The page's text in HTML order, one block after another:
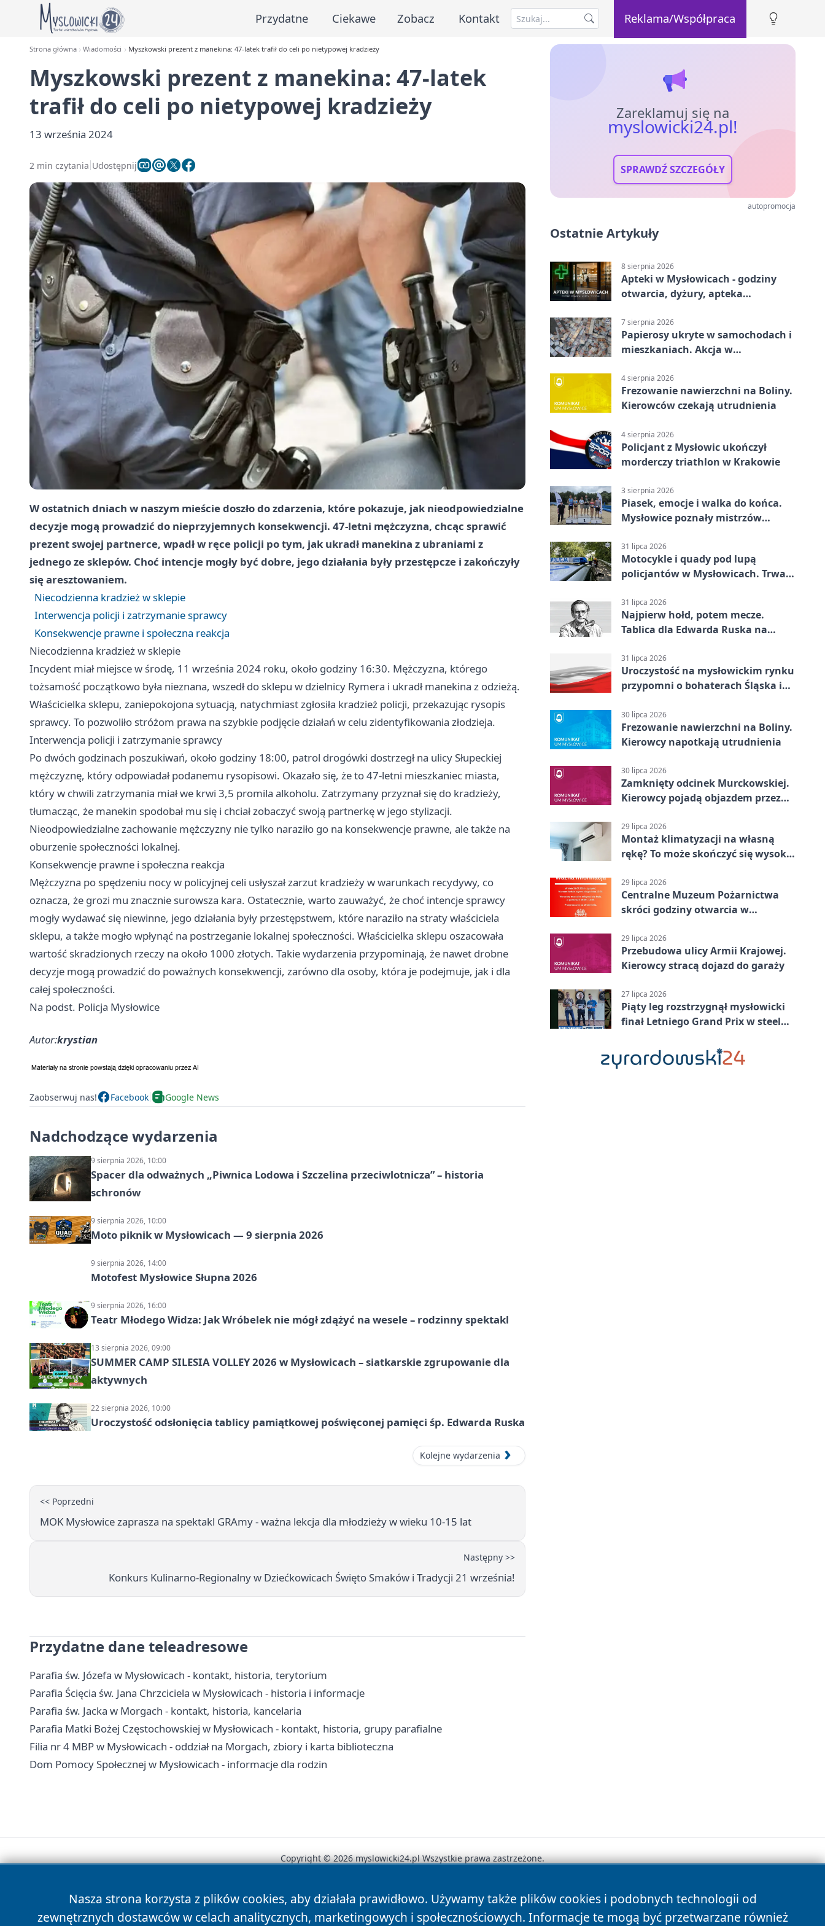
Przydatne Ciekawe Zobacz Kontakt Reklama/Współpraca
Strona główna Wiadomości Myszkowski prezent z manekina: 47-latek trafił do celi po nietypowej kradzieży
Myszkowski prezent z manekina: 47-latek
trafił do celi po nietypowej kradzieży
13 września 2024
2 min czytania Udostępnij
W ostatnich dniach w naszym mieście doszło do zdarzenia, które pokazuje, jak nieodpowiedzialne
decyzje mogą prowadzić do nieprzyjemnych konsekwencji. 47-letni mężczyzna, chcąc sprawić
prezent swojej partnerce, wpadł w ręce policji po tym, jak ukradł manekina z ubraniami z
jednego ze sklepów. Choć intencje mogły być dobre, jego działania były przestępcze i zakończyły
się aresztowaniem.
Niecodzienna kradzież w sklepie
Interwencja policji i zatrzymanie sprawcy
Konsekwencje prawne i społeczna reakcja
Niecodzienna kradzież w sklepie
Incydent miał miejsce w środę, 11 września 2024 roku, około godziny 16:30. Mężczyzna, którego
tożsamość początkowo była nieznana, wszedł do sklepu w dzielnicy Rymera i ukradł manekina z odzieżą.
Właścicielka sklepu, zaniepokojona sytuacją, natychmiast zgłosiła kradzież policji, przekazując rysopis
sprawcy. To pozwoliło stróżom prawa na szybkie podjęcie działań w celu zidentyfikowania złodzieja.
Interwencja policji i zatrzymanie sprawcy
Po dwóch godzinach poszukiwań, około godziny 18:00, patrol drogówki dostrzegł na ulicy Słupeckiej
mężczyznę, który odpowiadał podanemu rysopisowi. Okazało się, że to 47-letni mieszkaniec miasta,
który w chwili zatrzymania miał we krwi 3,5 promila alkoholu. Zatrzymany przyznał się do kradzieży,
tłumacząc, że manekin spodobał mu się i chciał zobaczyć swoją partnerkę w jego stylizacji.
Nieodpowiedzialne zachowanie mężczyzny nie tylko naraziło go na konsekwencje prawne, ale także na
oburzenie społeczności lokalnej.
Konsekwencje prawne i społeczna reakcja
Mężczyzna po spędzeniu nocy w policyjnej celi usłyszał zarzut kradzieży w warunkach recydywy, co
oznacza, że grozi mu znacznie surowsza kara. Ostatecznie, warto zauważyć, że choć intencje sprawcy
mogły wydawać się niewinne, jego działania były przestępstwem, które naraziło na straty właściciela
sklepu, a także mogło wpłynąć na postrzeganie lokalnej społeczności. Właścicielka sklepu oszacowała
wartość skradzionych rzeczy na około 1000 złotych. Takie wydarzenia przypominają, że nawet drobne
decyzje mogą prowadzić do poważnych konsekwencji, zarówno dla osoby, która je podejmuje, jak i dla
całej społeczności.
Na podst. Policja Mysłowice
Autor:krystian
Zaobserwuj nas! Facebook Google News
Nadchodzące wydarzenia
9 sierpnia 2026, 10:00
Spacer dla odważnych „Piwnica Lodowa i Szczelina przeciwlotnicza” – historia
schronów
9 sierpnia 2026, 10:00
Moto piknik w Mysłowicach — 9 sierpnia 2026
9 sierpnia 2026, 14:00
Motofest Mysłowice Słupna 2026
9 sierpnia 2026, 16:00
Teatr Młodego Widza: Jak Wróbelek nie mógł zdążyć na wesele – rodzinny spektakl
13 sierpnia 2026, 09:00
SUMMER CAMP SILESIA VOLLEY 2026 w Mysłowicach – siatkarskie zgrupowanie dla
aktywnych
22 sierpnia 2026, 10:00
Uroczystość odsłonięcia tablicy pamiątkowej poświęconej pamięci śp. Edwarda Ruska
Kolejne wydarzenia
<< Poprzedni
MOK Mysłowice zaprasza na spektakl GRAmy - ważna lekcja dla młodzieży w wieku 10-15 lat
Następny >>
Konkurs Kulinarno-Regionalny w Dziećkowicach Święto Smaków i Tradycji 21 września!
Przydatne dane teleadresowe
Parafia św. Józefa w Mysłowicach - kontakt, historia, terytorium
Parafia Ścięcia św. Jana Chrzciciela w Mysłowicach - historia i informacje
Parafia św. Jacka w Morgach - kontakt, historia, kancelaria
Parafia Matki Bożej Częstochowskiej w Mysłowicach - kontakt, historia, grupy parafialne
Filia nr 4 MBP w Mysłowicach - oddział na Morgach, zbiory i karta biblioteczna
Dom Pomocy Społecznej w Mysłowicach - informacje dla rodzin
Zareklamuj się na
myslowicki24.pl!
SPRAWDŹ SZCZEGÓŁY
autopromocja
Ostatnie Artykuły
8 sierpnia 2026
Apteki w Mysłowicach - godziny
otwarcia, dyżury, apteka
7 sierpnia 2026
Papierosy ukryte w samochodach i
mieszkaniach. Akcja w
4 sierpnia 2026
Frezowanie nawierzchni na Boliny.
Kierowców czekają utrudnienia
4 sierpnia 2026
Policjant z Mysłowic ukończył
morderczy triathlon w Krakowie
3 sierpnia 2026
Piasek, emocje i walka do końca.
Mysłowice poznały mistrzów
31 lipca 2026
Motocykle i quady pod lupą
policjantów w Mysłowicach. Trwa
31 lipca 2026
Najpierw hołd, potem mecze.
Tablica dla Edwarda Ruska na
31 lipca 2026
Uroczystość na mysłowickim rynku
przypomni o bohaterach Śląska i
30 lipca 2026
Frezowanie nawierzchni na Boliny.
Kierowcy napotkają utrudnienia
30 lipca 2026
Zamknięty odcinek Murckowskiej.
Kierowcy pojadą objazdem przez
29 lipca 2026
Montaż klimatyzacji na własną
rękę? To może skończyć się wysoką
29 lipca 2026
Centralne Muzeum Pożarnictwa
skróci godziny otwarcia w
29 lipca 2026
Przebudowa ulicy Armii Krajowej.
Kierowcy stracą dojazd do garaży
27 lipca 2026
Piąty leg rozstrzygnął mysłowicki
finał Letniego Grand Prix w steel
Nasza strona korzysta z plików cookies, aby działała prawidłowo. Używamy także plików cookies i podobnych technologii od
zewnętrznych dostawców w celach analitycznych, marketingowych i społecznościowych. Informacje te mogą być przetwarzane również
Copyright © 2026 myslowicki24.pl Wszystkie prawa zastrzeżone.
News Autorzy Polityka Prywatności Polityka Cookies